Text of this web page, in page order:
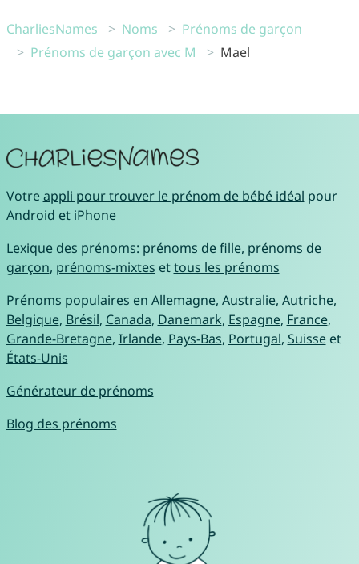
CharliesNames Noms
Prénoms de garçon
Prénoms de garçon avec M
Mael
Votreappli pour trouver le prénom de bébé idéal pour
Android et iPhone
Lexique des prénoms: prénoms de fille, prénoms de
garçon, prénoms-mixtes ettous les prénoms
Prénoms populaires en Allemagne, Australie, Autriche,
Belgique, Brésil, Canada, Danemark, Espagne, France,
Grande-Bretagne, Irlande, Pays-Bas, Portugal, Suisseet
États-Unis
Générateur de prénoms
Blog des prénoms